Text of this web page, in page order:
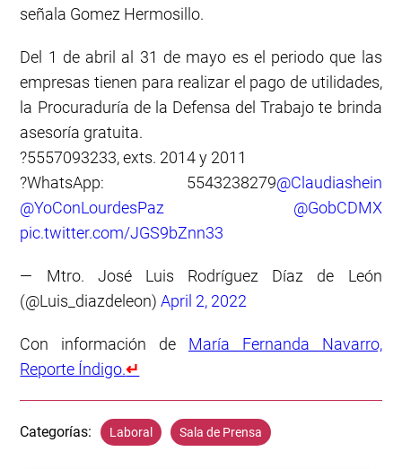
señala Gomez Hermosillo.
Del 1 de abril al 31 de mayo es el periodo que las
empresas tienen para realizar el pago de utilidades,
la Procuraduría de la Defensa del Trabajo te brinda
asesoría gratuita.
?5557093233, exts. 2014 y 2011
?WhatsApp: 5543238279@Claudiashein
@YoConLourdesPaz
@GobCDMX
pic.twitter.com/JGS9bZnn33
— Mtro. José Luis Rodríguez Díaz de León
(@Luis_diazdeleon)April 2, 2022
Con información de María Fernanda Navarro,
Reporte Índigo.↵
Categorías: Laboral Sala de Prensa